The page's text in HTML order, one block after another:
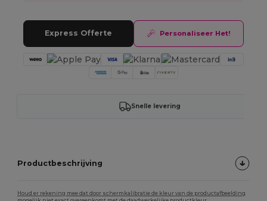
Express Offerte Personaliseer Het!
Snelle levering
Productbeschrijving
Houd er rekening mee dat door schermkalibratie de kleur van de productafbeelding